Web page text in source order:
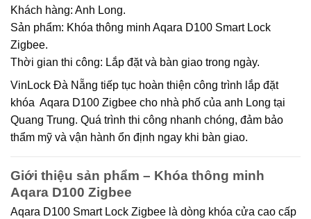
Khách hàng: Anh Long.
Sản phẩm: Khóa thông minh Aqara D100 Smart Lock
Zigbee.
Thời gian thi công: Lắp đặt và bàn giao trong ngày.
VinLock Đà Nẵng tiếp tục hoàn thiện công trình lắp đặt
khóa Aqara D100 Zigbee cho nhà phố của anh Long tại
Quang Trung. Quá trình thi công nhanh chóng, đảm bảo
thẩm mỹ và vận hành ổn định ngay khi bàn giao.
Giới thiệu sản phẩm – Khóa thông minh
Aqara D100 Zigbee
Aqara D100 Smart Lock Zigbee là dòng khóa cửa cao cấp